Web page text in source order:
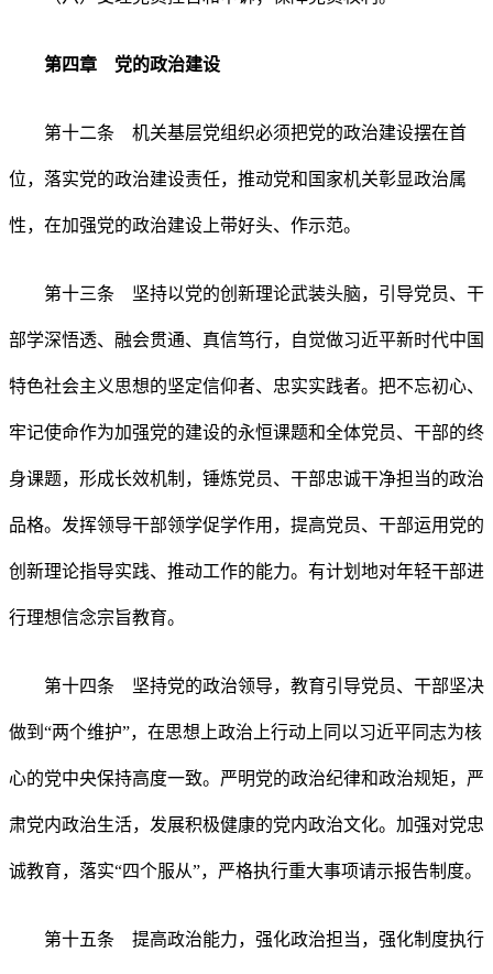
第四章 党的政治建设
第十二条 机关基层党组织必须把党的政治建设摆在首
位，落实党的政治建设责任，推动党和国家机关彰显政治属
性，在加强党的政治建设上带好头、作示范。
第十三条 坚持以党的创新理论武装头脑，引导党员、干
部学深悟透、融会贯通、真信笃行，自觉做习近平新时代中国
特色社会主义思想的坚定信仰者、忠实实践者。把不忘初心、
牢记使命作为加强党的建设的永恒课题和全体党员、干部的终
身课题，形成长效机制，锤炼党员、干部忠诚干净担当的政治
品格。发挥领导干部领学促学作用，提高党员、干部运用党的
创新理论指导实践、推动工作的能力。有计划地对年轻干部进
行理想信念宗旨教育。
第十四条 坚持党的政治领导，教育引导党员、干部坚决
做到“两个维护”，在思想上政治上行动上同以习近平同志为核
心的党中央保持高度一致。严明党的政治纪律和政治规矩，严
肃党内政治生活，发展积极健康的党内政治文化。加强对党忠
诚教育，落实“四个服从”，严格执行重大事项请示报告制度。
第十五条 提高政治能力，强化政治担当，强化制度执行